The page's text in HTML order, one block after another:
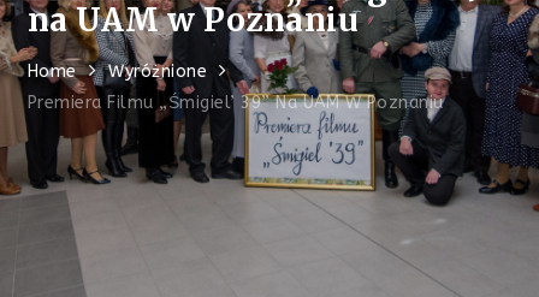
na UAM w Poznaniu
Home
Wyróżnione
Premiera Filmu „Śmigiel’ 39” Na UAM W Poznaniu